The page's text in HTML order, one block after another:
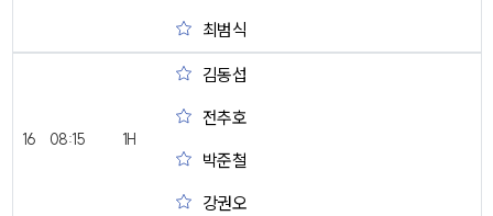
최범식
16 08:15 1H
김동섭
전추호
박준철
강권오